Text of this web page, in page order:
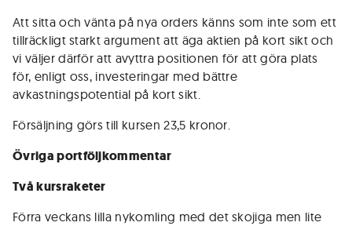
Att sitta och vänta på nya orders känns som inte som ett
tillräckligt starkt argument att äga aktien på kort sikt och
vi väljer därför att avyttra positionen för att göra plats
för, enligt oss, investeringar med bättre
avkastningspotential på kort sikt.
Försäljning görs till kursen 23,5 kronor.
Övriga portföljkommentar
Två kursraketer
Förra veckans lilla nykomling med det skojiga men lite